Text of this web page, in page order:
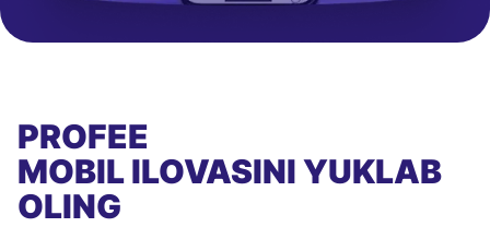
PROFEE
MOBIL ILOVASINIYUKLAB
OLING